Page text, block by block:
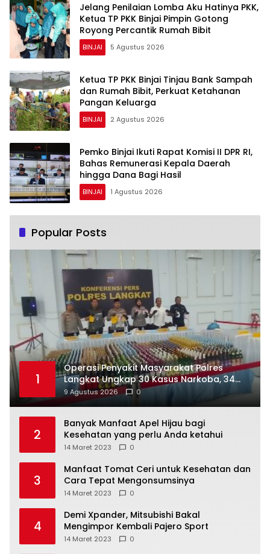
Jelang Penilaian Lomba Aku Hatinya PKK,
Ketua TP PKK Binjai Pimpin Gotong
Royong Percantik Rumah Bibit
BINJAI 5 Agustus 2026
Ketua TP PKK Binjai Tinjau Bank Sampah
dan Rumah Bibit, Perkuat Ketahanan
Pangan Keluarga
BINJAI 2 Agustus 2026
Pemko Binjai Ikuti Rapat Komisi II DPR RI,
Bahas Remunerasi Kepala Daerah
hingga Dana Bagi Hasil
BINJAI 1 Agustus 2026
Popular Posts
1
Operasi Penyakit Masyarakat Polres
Langkat Ungkap 30 Kasus Narkoba, 34
Tersangka Diamankan
9 Agustus 2026 0
2
Banyak Manfaat Apel Hijau bagi
Kesehatan yang perlu Anda ketahui
14 Maret 2023 0
3
Manfaat Tomat Ceri untuk Kesehatan dan
Cara Tepat Mengonsumsinya
14 Maret 2023 0
4
Demi Xpander, Mitsubishi Bakal
Mengimpor Kembali Pajero Sport
14 Maret 2023 0